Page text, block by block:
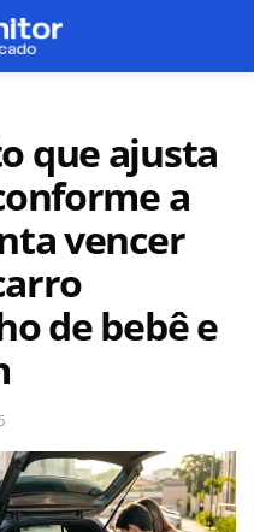
que ajusta
a
vencer
de bebê e